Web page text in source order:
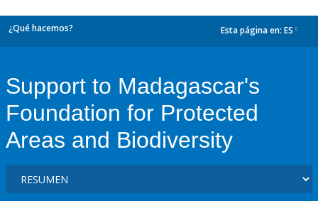
¿Qué hacemos? Esta página en: ES
Support to Madagascar's
Foundation for Protected
Areas and Biodiversity